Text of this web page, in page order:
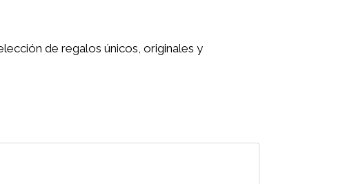
de regalos únicos, originales y